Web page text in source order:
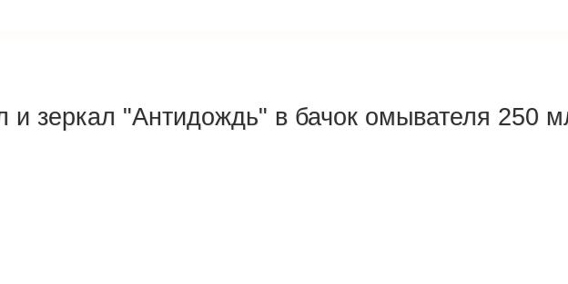
и зеркал "Антидождь" в бачок омывателя 250